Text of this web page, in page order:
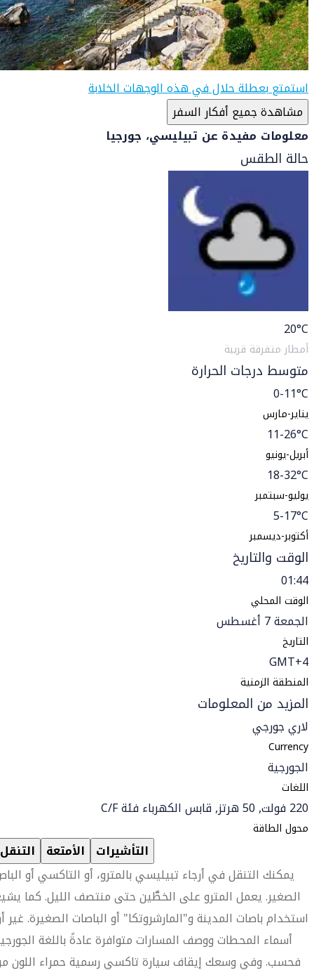
استمتع بعطلة حلال في هذه الوجهات الخلابة
مشاهدة جميع أفكار السفر
معلومات مفيدة عن تبيليسي، جورجيا
حالة الطقس
20°C
أمطار متفرقة قريبة
متوسط درجات الحرارة
0-11°C
يناير-مارس
11-26°C
أبريل-يونيو
18-32°C
يوليو-سبتمبر
5-17°C
أكتوبر-ديسمبر
الوقت والتاريخ
01:44
الوقت المحلي
الجمعة 7 أغسطس
التاريخ
GMT+4
المنطقة الزمنية
المزيد من المعلومات
لاري جورجي
Currency
الجورجية
اللغات
220 فولت, 50 هرتز, قابس الكهرباء فئة C/F
محول الطاقة
التنقل الأمتعة التأشيرات
يمكنك التنقل في أرجاء تبيليسي بالمترو، أو التاكسي أو
الصغير. يعمل المترو على الخطَّين حتى منتصف الليل. كما
استخدام باصات المدينة و"المارشروتكا" أو الباصات الصغيرة. غير
أسماء المحطات ووصف المسارات متوافرة عادةً باللغة
فحسب. وفي وسعك إيقاف سيارة تاكسي رسمية حمراء اللون